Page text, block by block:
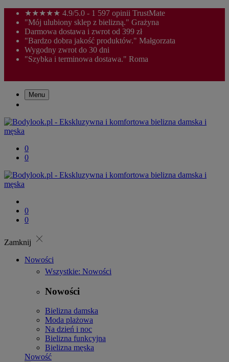
★★★★★ 4.9/5.0 - 1 597 opinii TrustMate
"Mój ulubiony sklep z bielizną." Grażyna
Darmowa dostawa i zwrot od 399 zł
"Bardzo dobra jakość produktów." Małgorzata
Wygodny zwrot do 30 dni
"Szybka i terminowa dostawa." Roma
Menu
0
0
0
0
Zamknij close
Nowości
Wszystkie: Nowości
Nowości
Bielizna damska
Moda plażowa
Na dzień i noc
Bielizna funkcyjna
Bielizna męska
Nowość